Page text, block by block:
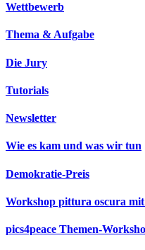
Wettbewerb
Thema & Aufgabe
Die Jury
Tutorials
Newsletter
Wie es kam und was wir tun
Demokratie-Preis
Workshop pittura oscura
pics4peace Themen-